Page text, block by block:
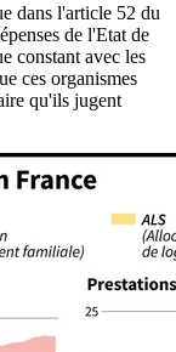
dans l'article 52 du
de l'Etat de
constant avec les
ces organismes
qu'ils jugent